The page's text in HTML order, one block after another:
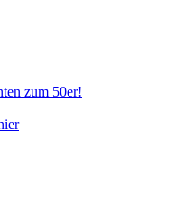
zum 50er!